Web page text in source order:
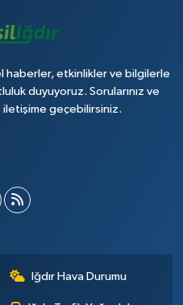
haberler, etkinlikler ve bilgilerle
duyuyoruz. Sorularınız ve
geçebilirsiniz.
Iğdır Hava Durumu